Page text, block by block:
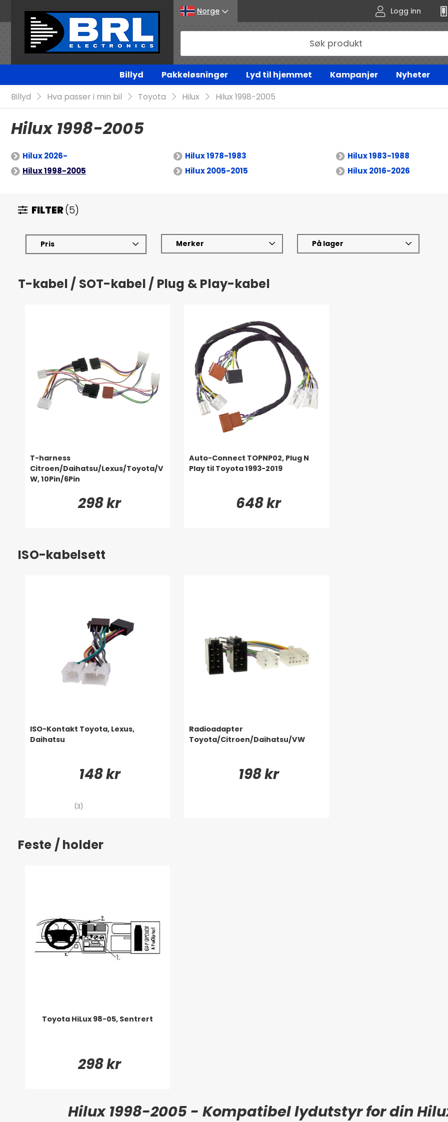
Norge Logg inn
Billyd Pakkeløsninger Lyd til hjemmet Kampanjer Nyheter
Billyd
Hva passer i min bil Toyota Hilux Hilux 1998-2005
Hilux 1998-2005
Hilux 2026- Hilux 1978-1983
Hilux 1983-1988
Hilux 1998-2005
Hilux 2005-2015 Hilux 2016-2026
FILTER(5)
Pris Merker På lager
T-kabel / SOT-kabel / Plug & Play-kabel
T-harness
Citroen/Daihatsu/Lexus/Toyota/V
W, 10Pin/6Pin
298 kr
Auto-Connect TOPNP02, Plug N
Play til Toyota 1993-2019
648 kr
ISO-kabelsett
ISO-Kontakt Toyota, Lexus,
Daihatsu
148 kr
(3)
Radioadapter
Toyota/Citroen/Daihatsu/VW
198 kr
Feste / holder
Toyota HiLux 98-05, Sentrert
298 kr
Hilux 1998-2005 - Kompatibel lydutstyr for din